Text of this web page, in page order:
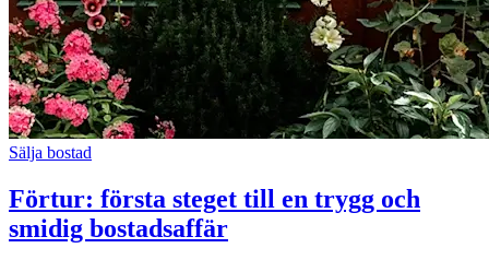
Sälja bostad
Förtur: första steget till en trygg och
smidig bostadsaffär